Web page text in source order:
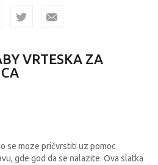
VRTESKA ZA
se moze pričvrstiti uz pomoc
gde god da se nalazite. Ova slatka